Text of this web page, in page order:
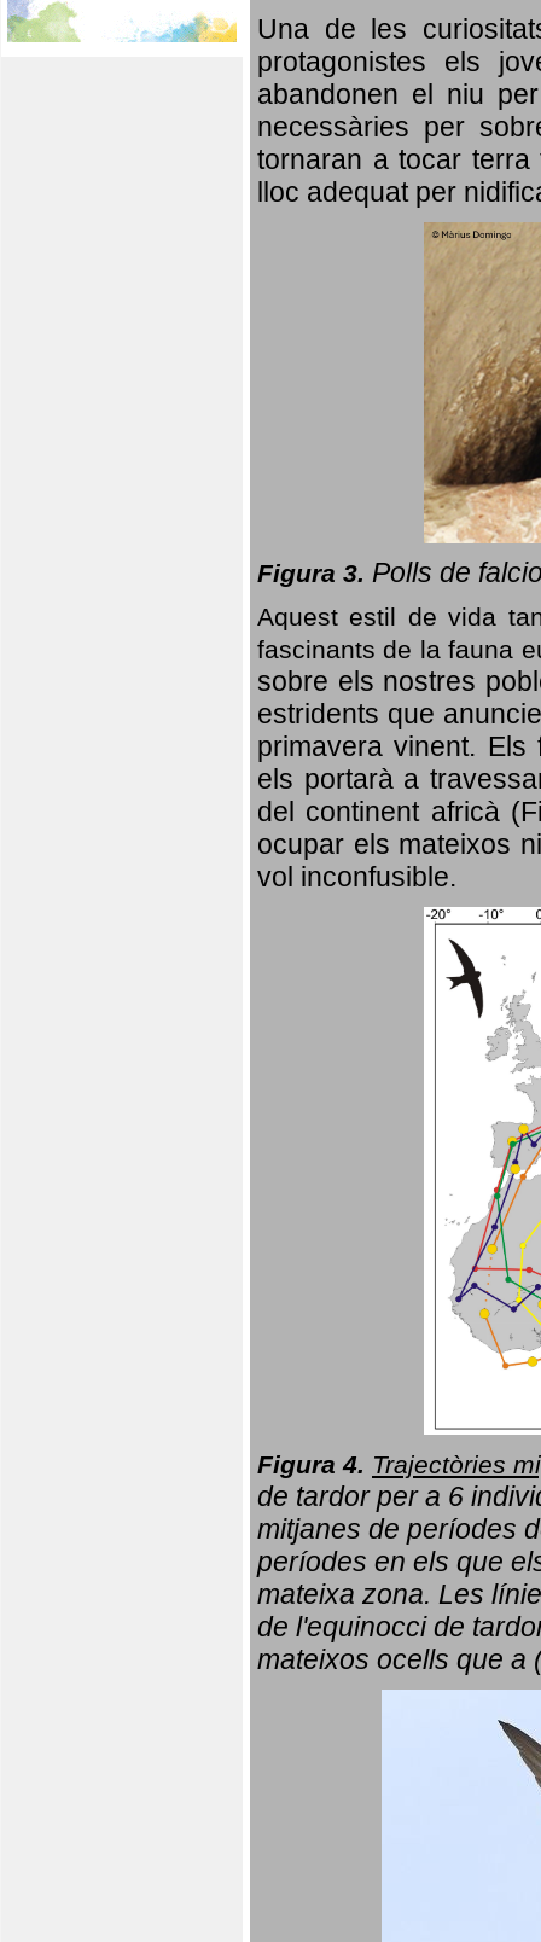
Una de les
protagonistes els
abandonen el niu
necessàries per
tornaran a tocar
lloc adequat per
Figura 3. Polls de
Aquest estil de vida
fascinants de la fauna
sobre els nostres
estridents que
primavera vinent. Els
els portarà a
del continent africà
ocupar els mateixos
vol inconfusible.
Figura 4. Trajectòries
de tardor per a 6
mitjanes de períodes
períodes en els que
mateixa zona. Les
de l'equinocci de
mateixos ocells que a